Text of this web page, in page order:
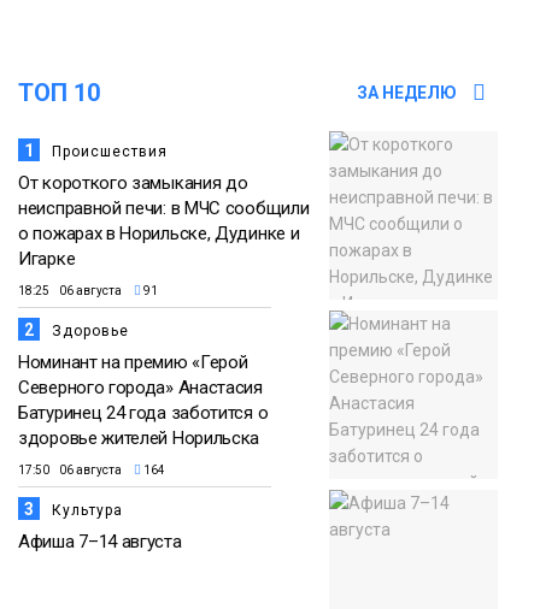
ТОП 10 ЗА НЕДЕЛЮ
1 Происшествия
От короткого замыкания до
неисправной печи: в МЧС сообщили
о пожарах в Норильске, Дудинке и
Игарке
18:25 06 августа 91
2 Здоровье
Номинант на премию «Герой
Северного города» Анастасия
Батуринец 24 года заботится о
здоровье жителей Норильска
17:50 06 августа 164
3 Культура
Афиша 7–14 августа